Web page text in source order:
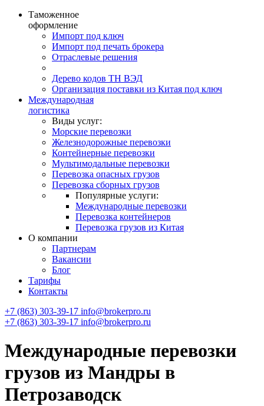
Таможенное
оформление
Импорт под ключ
Импорт под печать брокера
Отраслевые решения
Дерево кодов ТН ВЭД
Организация поставки из Китая под ключ
Международная
логистика
Виды услуг:
Морские перевозки
Железнодорожные перевозки
Контейнерные перевозки
Мультимодальные перевозки
Перевозка опасных грузов
Перевозка сборных грузов
Популярные услуги:
Международные перевозки
Перевозка контейнеров
Перевозка грузов из Китая
О компании
Партнерам
Вакансии
Блог
Тарифы
Контакты
+7 (863) 303-39-17 info@brokerpro.ru
+7 (863) 303-39-17 info@brokerpro.ru
Международные перевозки
грузов из Мандры в
Петрозаводск